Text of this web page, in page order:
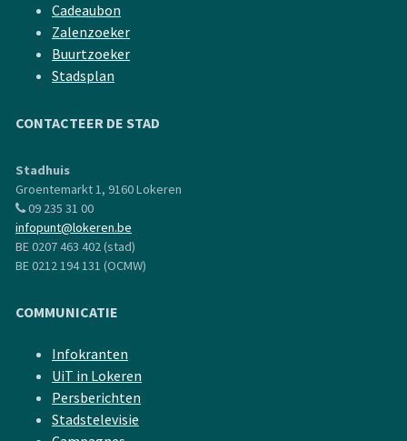
Cadeaubon
Zalenzoeker
Buurtzoeker
Stadsplan
CONTACTEER DE STAD
Stadhuis
Groentemarkt 1, 9160 Lokeren
09 235 31 00
infopunt@lokeren.be
BE 0207 463 402 (stad)
BE 0212 194 131 (OCMW)
COMMUNICATIE
Infokranten
UiT in Lokeren
Persberichten
Stadstelevisie